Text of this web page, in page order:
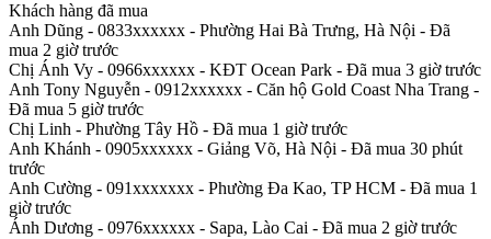
Khách hàng đã mua
Anh Dũng - 0833xxxxxx - Phường Hai Bà Trưng, Hà Nội - Đã
mua 2 giờ trước
Chị Ánh Vy - 0966xxxxxx - KĐT Ocean Park - Đã mua 3 giờ trước
Anh Tony Nguyễn - 0912xxxxxx - Căn hộ Gold Coast Nha Trang -
Đã mua 5 giờ trước
Chị Linh - Phường Tây Hồ - Đã mua 1 giờ trước
Anh Khánh - 0905xxxxxx - Giảng Võ, Hà Nội - Đã mua 30 phút
trước
Anh Cường - 091xxxxxxx - Phường Đa Kao, TP HCM - Đã mua 1
giờ trước
Ánh Dương - 0976xxxxxx - Sapa, Lào Cai - Đã mua 2 giờ trước